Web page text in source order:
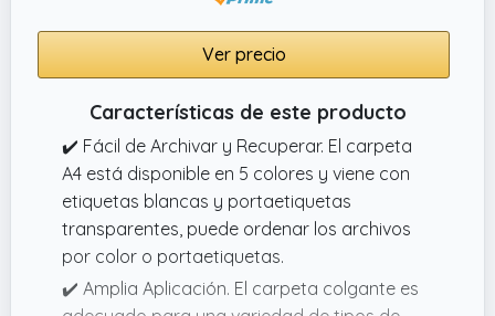
Ver precio
Características de este producto
✔️ Fácil de Archivar y Recuperar. El carpeta
A4 está disponible en 5 colores y viene con
etiquetas blancas y portaetiquetas
transparentes, puede ordenar los archivos
por color o portaetiquetas.
✔️ Amplia Aplicación. El carpeta colgante es